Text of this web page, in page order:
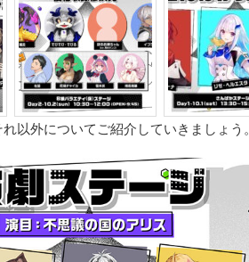
以外についてご紹介していきましょう。